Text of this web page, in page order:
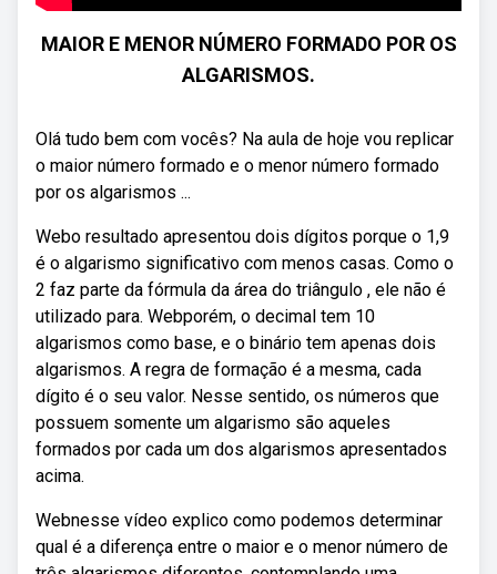
MAIOR E MENOR NÚMERO FORMADO POR OS
ALGARISMOS.
Olá tudo bem com vocês? Na aula de hoje vou replicar
o maior número formado e o menor número formado
por os algarismos ...
Webo resultado apresentou dois dígitos porque o 1,9
é o algarismo significativo com menos casas. Como o
2 faz parte da fórmula da área do triângulo , ele não é
utilizado para. Webporém, o decimal tem 10
algarismos como base, e o binário tem apenas dois
algarismos. A regra de formação é a mesma, cada
dígito é o seu valor. Nesse sentido, os números que
possuem somente um algarismo são aqueles
formados por cada um dos algarismos apresentados
acima.
Webnesse vídeo explico como podemos determinar
qual é a diferença entre o maior e o menor número de